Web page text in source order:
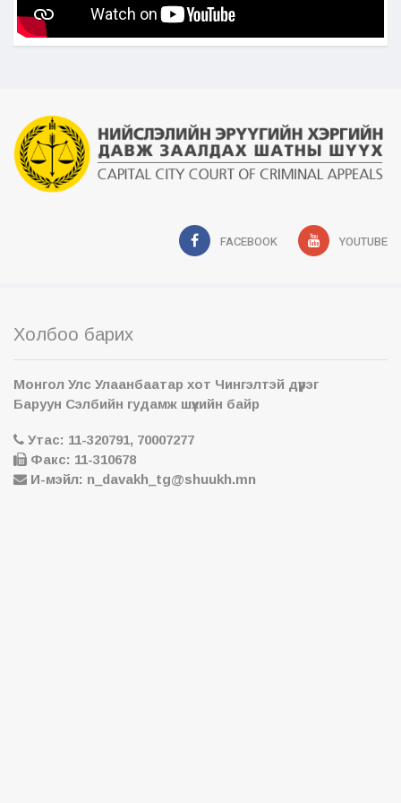
FACEBOOK YOUTUBE
Холбоо барих
Монгол Улс Улаанбаатар хот Чингэлтэй дүүрэг
Баруун Сэлбийн гудамж шүүхийн байр
Утас: 11-320791, 70007277
Факс: 11-310678
И-мэйл: n_davakh_tg@shuukh.mn